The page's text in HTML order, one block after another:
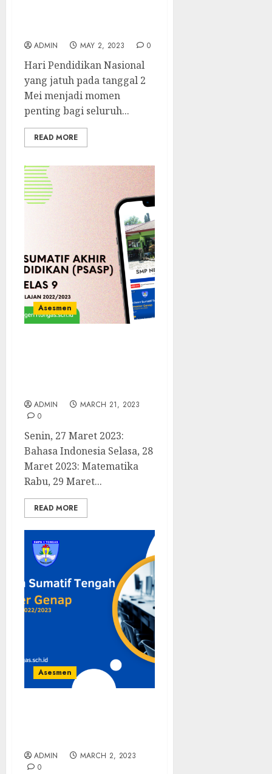
ADMIN MAY 2, 2023 0
Hari Pendidikan Nasional
yang jatuh pada tanggal 2
Mei menjadi momen
penting bagi seluruh...
READ MORE
Asesmen
ADMIN
MARCH 21, 2023
0
Senin, 27 Maret 2023:
Bahasa Indonesia Selasa, 28
Maret 2023: Matematika
Rabu, 29 Maret...
READ MORE
Asesmen
ADMIN
MARCH 2, 2023
0